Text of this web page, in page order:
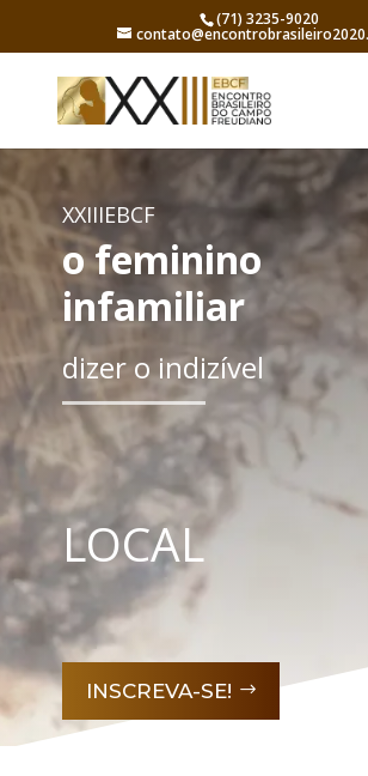
(71) 3235-9020
XXIIIEBCF
o feminino
infamiliar
dizer o indizível
LOCAL
INSCREVA-SE!